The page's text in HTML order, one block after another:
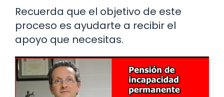
Recuerda que el objetivo de este
proceso es ayudarte a recibir el
apoyo que necesitas.